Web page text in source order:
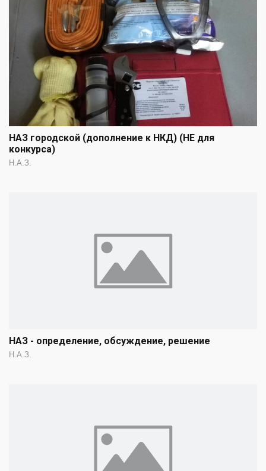
НАЗ городской (дополнение к НКД) (НЕ для
конкурса)
Н.А.З.
НАЗ - определение, обсуждение, решение
Н.А.З.